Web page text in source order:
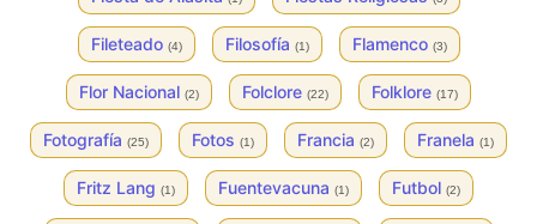
Fileteado (4) Filosofía (1) Flamenco (3)
Flor Nacional (2) Folclore (22) Folklore (17)
Fotografía (25) Fotos (1) Francia (2) Franela (1)
Fritz Lang (1) Fuentevacuna (1) Futbol (2)